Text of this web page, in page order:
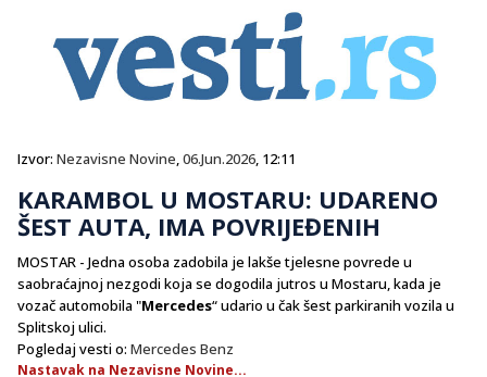
Izvor: Nezavisne Novine,06.Jun.2026, 12:11
KARAMBOL U MOSTARU: UDARENO
ŠEST AUTA, IMA POVRIJEĐENIH
​MOSTAR - Jedna osoba zadobila je lakše tjelesne povrede u
saobraćajnoj nezgodi koja se dogodila jutros u Mostaru, kada je
vozač automobila "Mercedes“ udario u čak šest parkiranih vozila u
Splitskoj ulici.
Pogledaj vesti o: Mercedes Benz
Nastavak na Nezavisne Novine...